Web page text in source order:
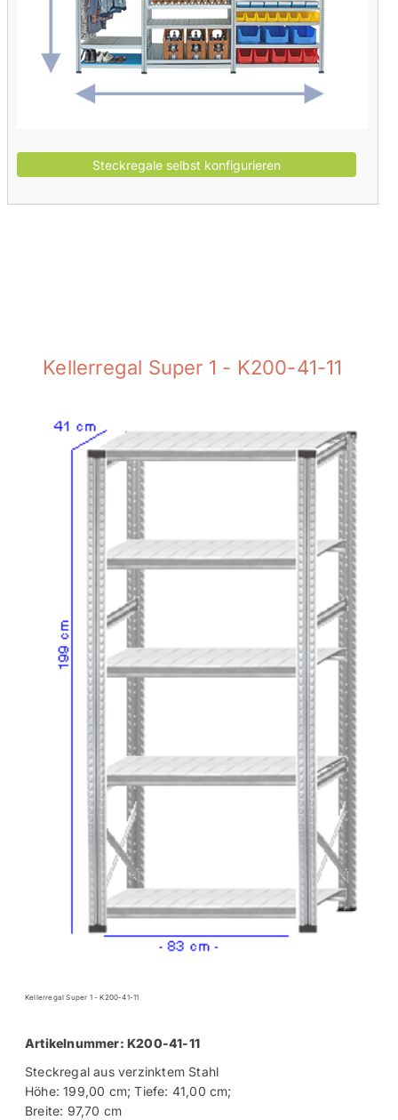
Kellerregal Super 1 - K200-41-11
Kellerregal Super 1 - K200-41-11
Artikelnummer: K200-41-11
Steckregal aus verzinktem Stahl
Höhe: 199,00 cm; Tiefe: 41,00 cm;
Breite: 97,70 cm